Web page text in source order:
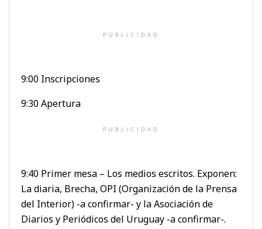
PUBLICIDAD
9:00 Inscripciones
9:30 Apertura
PUBLICIDAD
9:40 Primer mesa – Los medios escritos. Exponen:
La diaria, Brecha, OPI (Organización de la Prensa
del Interior) -a confirmar- y la Asociación de
Diarios y Periódicos del Uruguay -a confirmar-.